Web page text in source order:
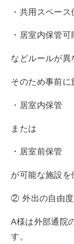
・共用スペース
・居室内保管可
などルールが異
そのため事前に
・居室内保管
または
・居室前保管
が可能な施設を
② 外出の自由度
A様は外部通院
す。